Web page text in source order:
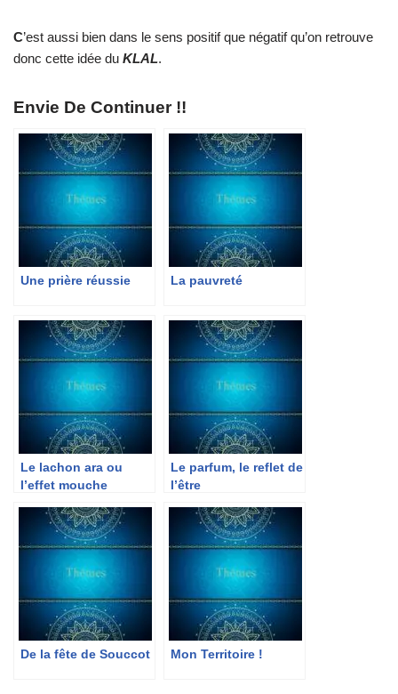
C’est aussi bien dans le sens positif que négatif qu’on retrouve
donc cette idée du KLAL.
Envie De Continuer !!
Une prière réussie La pauvreté
Le lachon ara ou
l’effet mouche
Le parfum, le reflet de
l’être
De la fête de Souccot Mon Territoire !